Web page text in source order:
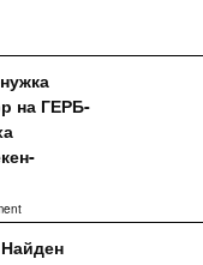
на ГЕРБ-